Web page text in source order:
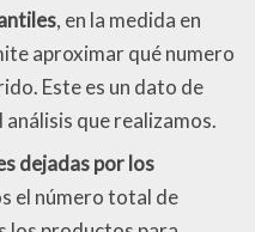
, en la medida en
aproximar qué numero
Este es un dato de
que realizamos.
dejadas por los
el número total de